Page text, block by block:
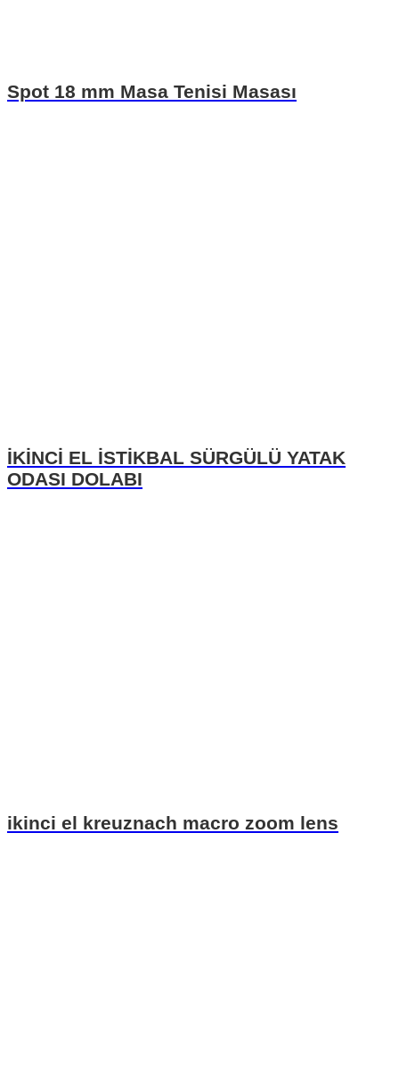
Spot 18 mm Masa Tenisi Masası
İKİNCİ EL İSTİKBAL SÜRGÜLÜ YATAK
ODASI DOLABI
ikinci el kreuznach macro zoom lens